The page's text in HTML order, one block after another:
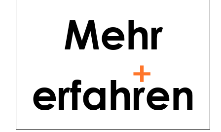
Mehr
erfahren